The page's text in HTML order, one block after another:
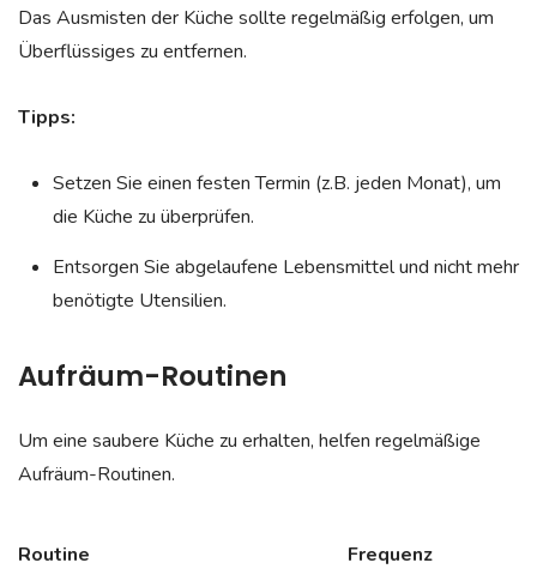
Das Ausmisten der Küche sollte regelmäßig erfolgen, um
Überflüssiges zu entfernen.
Tipps:
Setzen Sie einen festen Termin (z.B. jeden Monat), um
die Küche zu überprüfen.
Entsorgen Sie abgelaufene Lebensmittel und nicht mehr
benötigte Utensilien.
Aufräum-Routinen
Um eine saubere Küche zu erhalten, helfen regelmäßige
Aufräum-Routinen.
Routine Frequenz